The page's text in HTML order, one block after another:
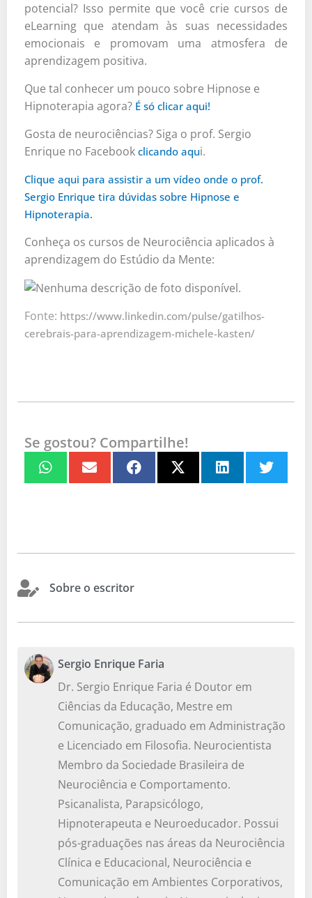
potencial? Isso permite que você crie cursos de
eLearning que atendam às suas necessidades
emocionais e promovam uma atmosfera de
aprendizagem positiva.
Que tal conhecer um pouco sobre Hipnose e
Hipnoterapia agora? É só clicar aqui!
Gosta de neurociências? Siga o prof. Sergio
Enrique no Facebook clicando aqui.
Clique aqui para assistir a um vídeo onde o prof.
Sergio Enrique tira dúvidas sobre Hipnose e
Hipnoterapia.
Conheça os cursos de Neurociência aplicados à
aprendizagem do Estúdio da Mente:
Fonte: https://www.linkedin.com/pulse/gatilhos-
cerebrais-para-aprendizagem-michele-kasten/
Se gostou? Compartilhe!
Sobre o escritor
Sergio Enrique Faria
Dr. Sergio Enrique Faria é Doutor em
Ciências da Educação, Mestre em
Comunicação, graduado em Administração
e Licenciado em Filosofia. Neurocientista
Membro da Sociedade Brasileira de
Neurociência e Comportamento.
Psicanalista, Parapsicólogo,
Hipnoterapeuta e Neuroeducador. Possui
pós-graduações nas áreas da Neurociência
Clínica e Educacional, Neurociência e
Comunicação em Ambientes Corporativos,